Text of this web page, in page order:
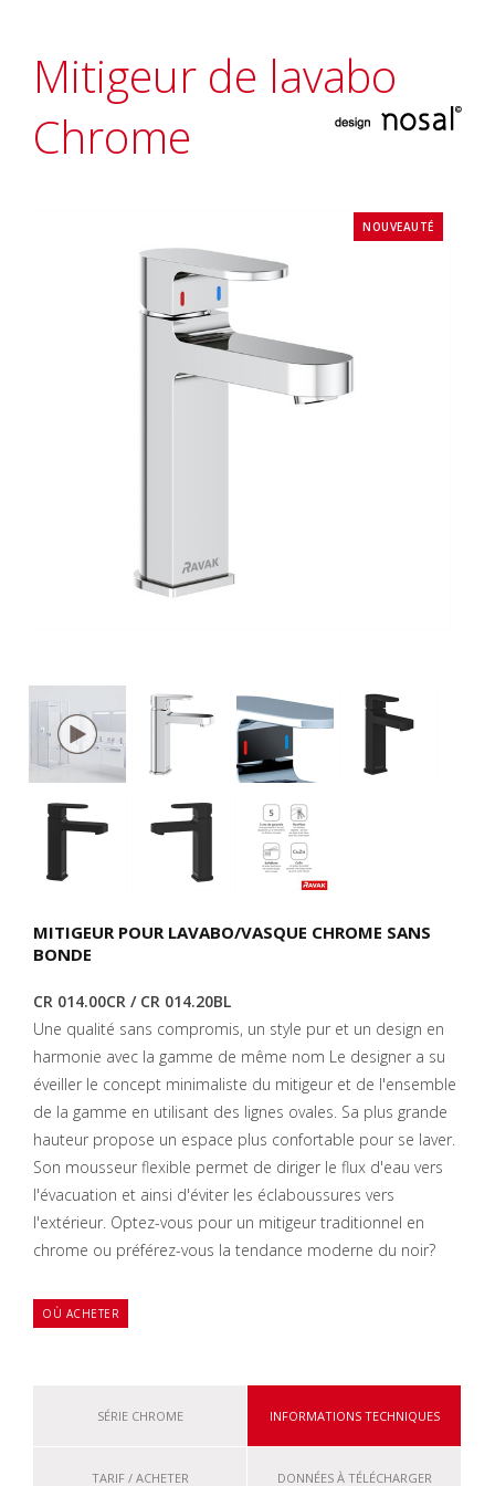
Mitigeur de lavabo
Chrome
NOUVEAUTÉ
MITIGEUR POUR LAVABO/VASQUE CHROME SANS
BONDE
CR 014.00CR / CR 014.20BL
Une qualité sans compromis, un style pur et un design en
harmonie avec la gamme de même nom Le designer a su
éveiller le concept minimaliste du mitigeur et de l'ensemble
de la gamme en utilisant des lignes ovales. Sa plus grande
hauteur propose un espace plus confortable pour se laver.
Son mousseur flexible permet de diriger le flux d'eau vers
l'évacuation et ainsi d'éviter les éclaboussures vers
l'extérieur. Optez-vous pour un mitigeur traditionnel en
chrome ou préférez-vous la tendance moderne du noir?
OÙ ACHETER
SÉRIE CHROME INFORMATIONS TECHNIQUES
TARIF / ACHETER DONNÉES À TÉLÉCHARGER